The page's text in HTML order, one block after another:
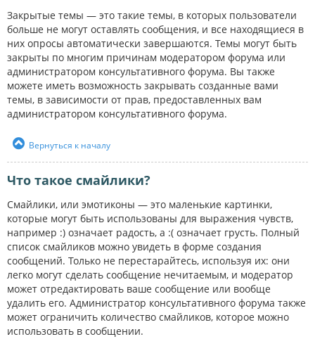
Закрытые темы — это такие темы, в которых пользователи
больше не могут оставлять сообщения, и все находящиеся в
них опросы автоматически завершаются. Темы могут быть
закрыты по многим причинам модератором форума или
администратором консультативного форума. Вы также
можете иметь возможность закрывать созданные вами
темы, в зависимости от прав, предоставленных вам
администратором консультативного форума.
Вернуться к началу
Что такое смайлики?
Смайлики, или эмотиконы — это маленькие картинки,
которые могут быть использованы для выражения чувств,
например :) означает радость, а :( означает грусть. Полный
список смайликов можно увидеть в форме создания
сообщений. Только не перестарайтесь, используя их: они
легко могут сделать сообщение нечитаемым, и модератор
может отредактировать ваше сообщение или вообще
удалить его. Администратор консультативного форума также
может ограничить количество смайликов, которое можно
использовать в сообщении.